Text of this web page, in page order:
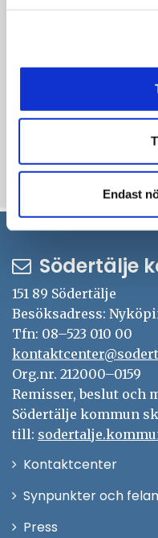
Endast
Uppdaterad: 2025-09-22
Blev du hjälpt av
thumb_up Ja thumb_down Nej
Södertälje
151 89 Södertälje
Besöksadress:
Tfn: 08–523 010 00
Org.nr. 212000–0159
Remisser, beslut och
Södertälje kommun
till:
KontaktcenterÖppna
Synpunkter och
Press